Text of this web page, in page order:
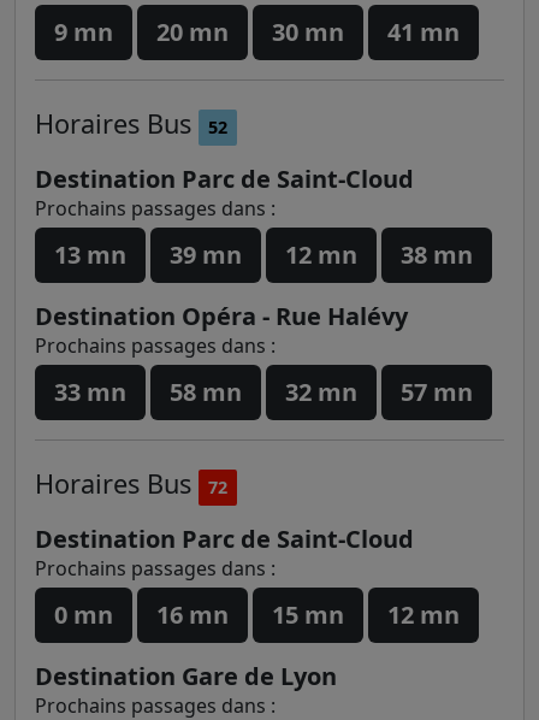
9 mn 20 mn 30 mn 41 mn
Horaires Bus 52
Destination Parc de Saint-Cloud
Prochains passages dans :
13 mn 39 mn 12 mn
38 mn
Destination Opéra - Rue Halévy
Prochains passages dans :
33 mn 58 mn 32 mn 57 mn
Horaires Bus 72
Destination Parc de Saint-Cloud
Prochains passages dans :
0 mn 16 mn 15 mn
12 mn
Destination Gare de Lyon
Prochains passages dans :